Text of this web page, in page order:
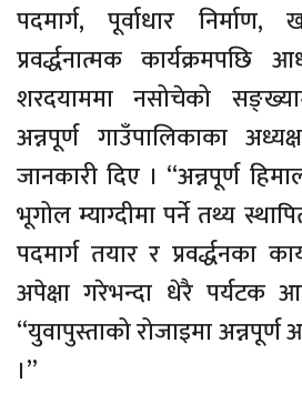
पदमार्ग, पूर्वाधार
प्रवर्द्धनात्मक कार्यक्रमपछि
शरदयाममा नसोचेको
अन्नपूर्ण गाउँपालिकाका
जानकारी दिए । “अन्नपूर्ण
भूगोल म्याग्दीमा पर्ने तथ्य
पदमार्ग तयार र प्रवर्द्धनका
अपेक्षा गरेभन्दा धेरै पर्यटक
“युवापुस्ताको रोजाइमा
।”